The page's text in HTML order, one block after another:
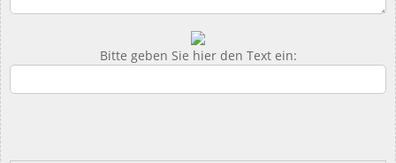
Bitte geben Sie hier den Text ein: